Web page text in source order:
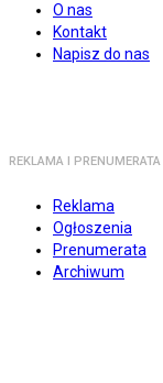
O nas
Kontakt
Napisz do nas
REKLAMA I PRENUMERATA
Reklama
Ogłoszenia
Prenumerata
Archiwum